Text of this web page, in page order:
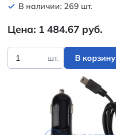
комплекте REXANT
В наличии: 269 шт.
Цена: 1 484.67 руб.
шт. В корзину